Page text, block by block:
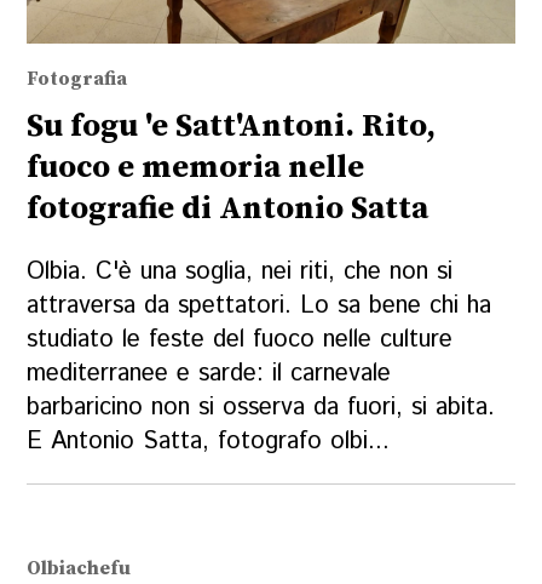
Fotografia
Su fogu 'e Satt'Antoni. Rito,
fuoco e memoria nelle
fotografie di Antonio Satta
Olbia. C'è una soglia, nei riti, che non si
attraversa da spettatori. Lo sa bene chi ha
studiato le feste del fuoco nelle culture
mediterranee e sarde: il carnevale
barbaricino non si osserva da fuori, si abita.
E Antonio Satta, fotografo olbi...
Olbiachefu